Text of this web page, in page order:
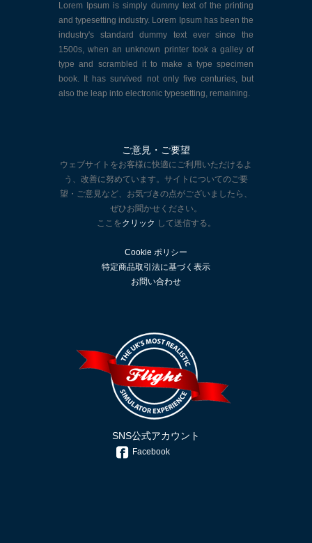
Lorem Ipsum is simply dummy text of the printing
and typesetting industry. Lorem Ipsum has been the
industry's standard dummy text ever since the
1500s, when an unknown printer took a galley of
type and scrambled it to make a type specimen
book. It has survived not only five centuries, but
also the leap into electronic typesetting, remaining.
ご意見・ご要望
ウェブサイトをお客様に快適にご利用いただけるよ
う、改善に努めています。サイトについてのご要
望・ご意見など、お気づきの点がございましたら、
ぜひお聞かせください。
ここをクリック して送信する。
Cookie ポリシー
特定商品取引法に基づく表示
お問い合わせ
SNS公式アカウント
Facebook